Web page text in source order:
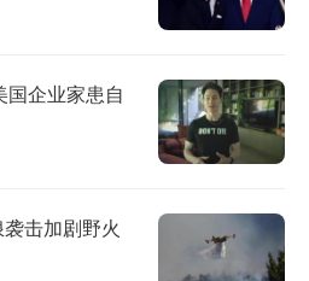
企业家患自
击加剧野火